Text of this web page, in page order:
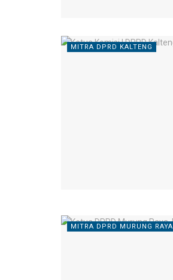
MITRA DPRD KALTENG
MITRA DPRD MURUNG RAYA